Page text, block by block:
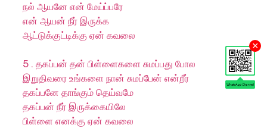
×
நல் ஆயனே என் மேய்ப்பரே
என் ஆயன் நீர் இருக்க
ஆட்டுக்குட்டிக்கு ஏன் கவலை
5 . தகப்பன் தன் பிள்ளைகளை சுமப்பது போல
இறுதிவரை உங்களை நான் சுமப்பேன் என்றீர்
தகப்பனே தாங்கும் தெய்வமே
தகப்பன் நீர் இருக்கையிலே
பிள்ளை எனக்கு ஏன் கவலை